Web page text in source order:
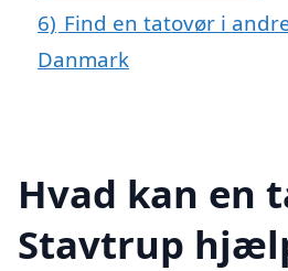
6) Find en tatovør i
Danmark
Hvad kan en
Stavtrup